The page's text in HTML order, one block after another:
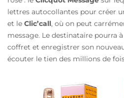
lettres autocollantes pour créer
et le Clic’call, où on peut
message. Le destinataire pourra
coffret et enregistrer son
écouter le tien des millions de